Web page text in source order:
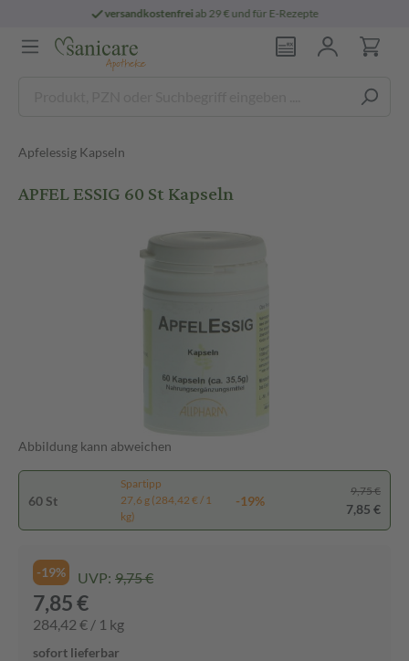
ab 29 € und für E-Rezepte
Apfelessig Kapseln
APFEL ESSIG 60 St Kapseln
Abbildung kann abweichen
60 St
Spartipp
27,6 g (284,42 € / 1
kg)
-19%
9,75 €
7,85 €
-19% UVP: 9,75 €
7,85 €
284,42 € / 1 kg
sofort lieferbar